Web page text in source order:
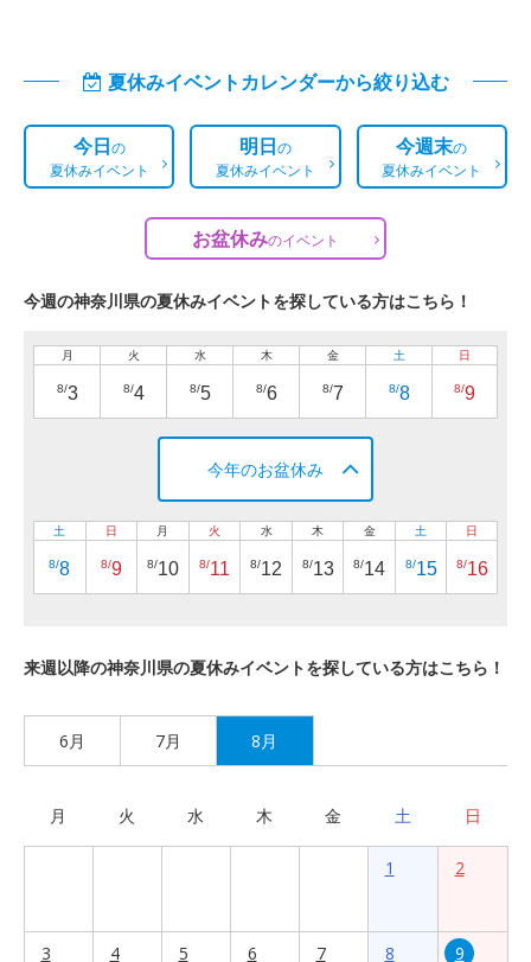
夏休みイベントカレンダーから絞り込む
今日の
夏休みイベント
明日の
夏休みイベント
今週末の
夏休みイベント
お盆休みのイベント
今週の神奈川県の夏休みイベントを探している方はこちら！
月
8/3
火
8/4
水
8/5
木
8/6
金
8/7
土
8/8
日
8/9
今年のお盆休み
土
8/8
日
8/9
月
8/10
火
8/11
水
8/12
木
8/13
金
8/14
土
8/15
日
8/16
来週以降の神奈川県の夏休みイベントを探している方はこちら！
6月 7月 8月
月 火 水 木 金 土 日
1 2
3 4 5 6 7 8 9